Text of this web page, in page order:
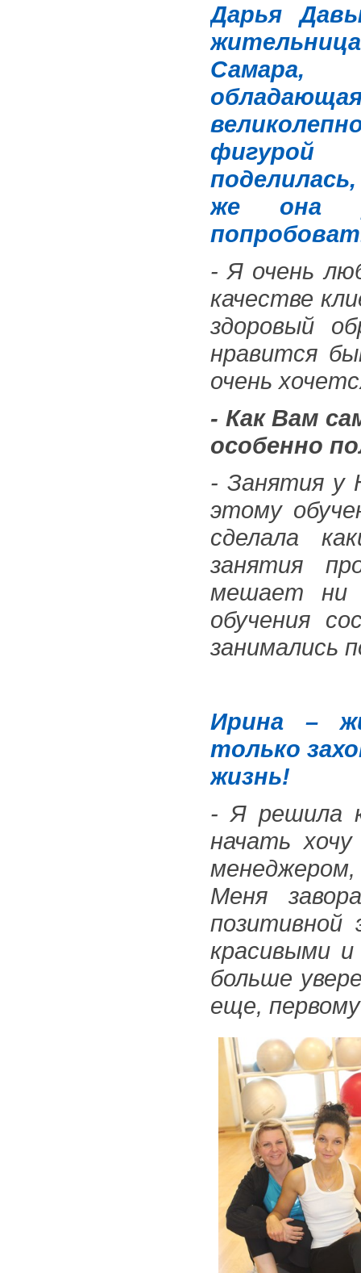
Дарья
Самара,
же она
- Я очень
качестве
здоровый
нравится
очень
- Как Вам
особенно
- Занятия у
этому
сделала
занятия
мешает ни
обучения
занимались
Ирина –
только
жизнь!
- Я решила
начать
Меня
позитивной
красивыми
больше
еще,